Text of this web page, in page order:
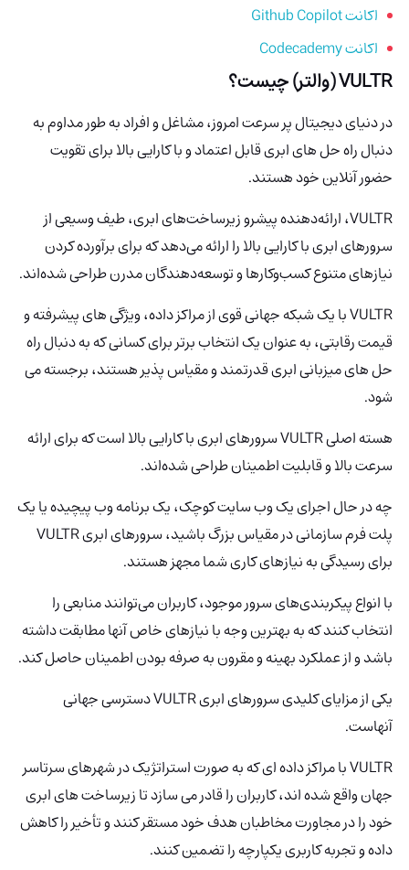
اکانت Github Copilot
اکانت Codecademy
VULTR (والتر) چیست؟
در دنیای دیجیتال پر سرعت امروز، مشاغل و افراد به طور مداوم به
دنبال راه حل های ابری قابل اعتماد و با کارایی بالا برای تقویت
حضور آنلاین خود هستند.
VULTR، ارائه‌دهنده پیشرو زیرساخت‌های ابری، طیف وسیعی از
سرورهای ابری با کارایی بالا را ارائه می‌دهد که برای برآورده کردن
نیازهای متنوع کسب‌وکارها و توسعه‌دهندگان مدرن طراحی شده‌اند.
VULTRبا یک شبکه جهانی قوی از مراکز داده، ویژگی های پیشرفته و
قیمت رقابتی، به عنوان یک انتخاب برتر برای کسانی که به دنبال راه
حل های میزبانی ابری قدرتمند و مقیاس پذیر هستند، برجسته می
شود.
هسته اصلی VULTR سرورهای ابری با کارایی بالا است که برای ارائه
سرعت بالا و قابلیت اطمینان طراحی شده‌اند.
چه در حال اجرای یک وب سایت کوچک، یک برنامه وب پیچیده یا یک
پلت فرم سازمانی در مقیاس بزرگ باشید، سرورهای ابری VULTR
برای رسیدگی به نیازهای کاری شما مجهز هستند.
با انواع پیکربندی‌های سرور موجود، کاربران می‌توانند منابعی را
انتخاب کنند که به بهترین وجه با نیازهای خاص آنها مطابقت داشته
باشد و از عملکرد بهینه و مقرون به صرفه بودن اطمینان حاصل کند.
یکی از مزایای کلیدی سرورهای ابری VULTR دسترسی جهانی
آنهاست.
VULTR با مراکز داده ای که به صورت استراتژیک در شهرهای سرتاسر
جهان واقع شده اند، کاربران را قادر می سازد تا زیرساخت های ابری
خود را در مجاورت مخاطبان هدف خود مستقر کنند و تأخیر را کاهش
داده و تجربه کاربری یکپارچه را تضمین کنند.